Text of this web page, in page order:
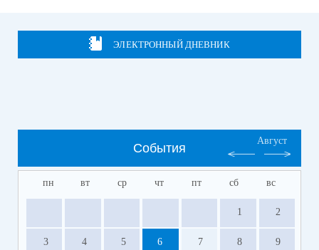
ЭЛЕКТРОННЫЙ ДНЕВНИК
События
Август
пн вт ср чт пт сб вс
1 2
3 4 5 6 7 8 9